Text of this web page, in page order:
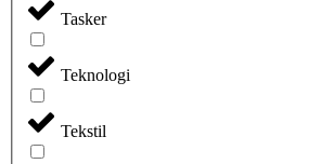
Tasker
Teknologi
Tekstil